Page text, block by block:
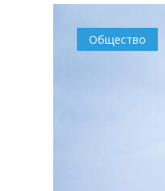
Общество